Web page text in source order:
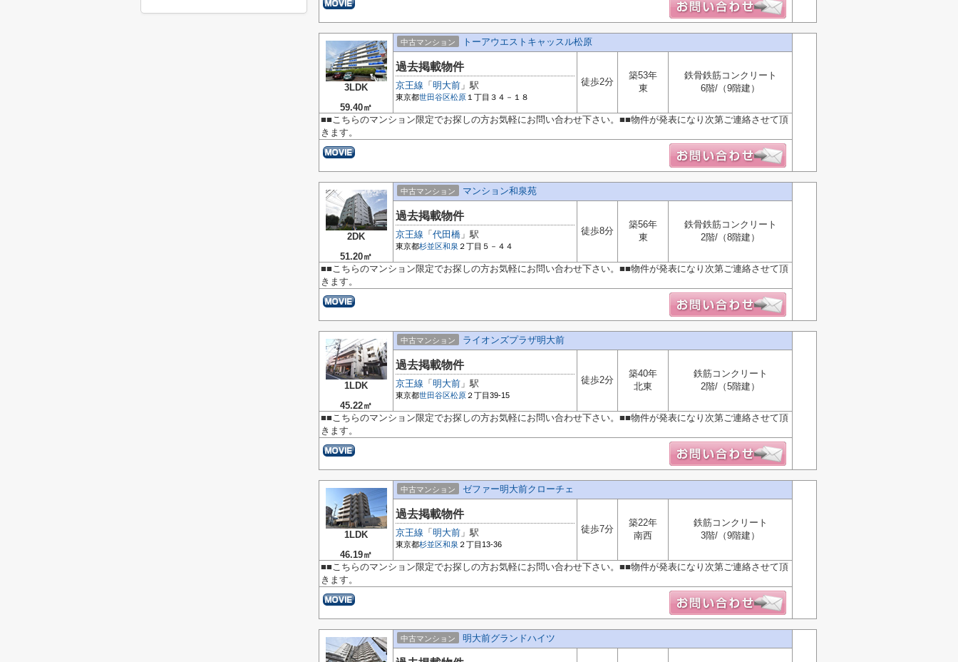
3LDK
59.40㎡
中古マンション トーアウエストキャッスル松原
過去掲載物件
京王線 「 明大前 」駅
東京都世田谷区松原 １丁目３４－１８
徒歩2分
築53年
東
鉄骨鉄筋コンクリート
6階/（9階建）
■■こちらのマンション限定でお探しの方お気軽にお問い合わせ下さい。■■物件が発表になり次第ご連絡させて頂
きます。
2DK
51.20㎡
中古マンション マンション和泉苑
過去掲載物件
京王線 「 代田橋 」駅
東京都杉並区和泉 ２丁目５－４４
徒歩8分
築56年
東
鉄骨鉄筋コンクリート
2階/（8階建）
■■こちらのマンション限定でお探しの方お気軽にお問い合わせ下さい。■■物件が発表になり次第ご連絡させて頂
きます。
1LDK
45.22㎡
中古マンション ライオンズプラザ明大前
過去掲載物件
京王線 「 明大前 」駅
東京都世田谷区松原 ２丁目39-15
徒歩2分
築40年
北東
鉄筋コンクリート
2階/（5階建）
■■こちらのマンション限定でお探しの方お気軽にお問い合わせ下さい。■■物件が発表になり次第ご連絡させて頂
きます。
1LDK
46.19㎡
中古マンション ゼファー明大前クローチェ
過去掲載物件
京王線 「 明大前 」駅
東京都杉並区和泉 ２丁目13-36
徒歩7分
築22年
南西
鉄筋コンクリート
3階/（9階建）
■■こちらのマンション限定でお探しの方お気軽にお問い合わせ下さい。■■物件が発表になり次第ご連絡させて頂
きます。
中古マンション 明大前グランドハイツ